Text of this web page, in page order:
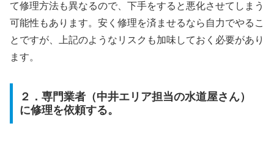
て修理方法も異なるので、下手をすると悪化させてしまう
可能性もあります。安く修理を済ませるなら自力でやるこ
とですが、上記のようなリスクも加味しておく必要があり
ます。
２．専門業者（中井エリア担当の水道屋さん）
に修理を依頼する。